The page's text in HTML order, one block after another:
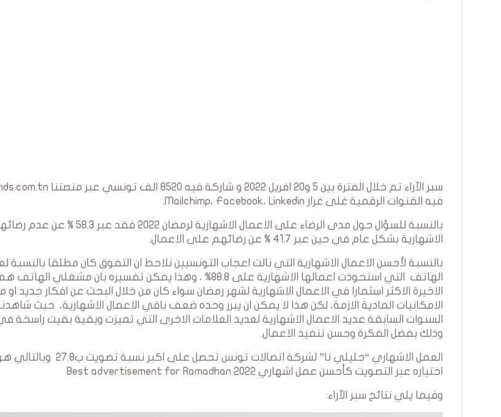
فيه القنوات الرقمية غلى غرار Mailchimp، Facebook، Linkedin.
بالنسبة للسؤال حول مدى الرضاء على الاعمال
الاشهارية بشكل عام في حين عبر 41.7 % عن رضائهم على الاعمال.
بالنسبة لأحسن الاعمال الاشهارية التي نالت اعجاب التونسيين نلاحظ ان التفوق كان مطلقا
الهاتف التي استحوذت اعمالها الاشهارية على 88.8% ، وهذا يمكن تفسيره بان
الاخيرة الاكثر اسثمارا في الاعمال الاشهارية لشهر رمضان سواء كان من خلال البحث عن افكار جديد
الامكانيات المادية الازمة، لكن هذا لا يمكن ان يبرر وحده ضعف باقي الاعمال الاشهارية، حيث
السنوات السابقة عديد الاعمال الاشهارية لعديد العلامات الاخرى التي تميزت وبقية بقيت راسخة
وذلك بفضل الفكرة وحسن تنفيذ الاعمال.
العمل الاشهاري “حليلي نا” لشركة
اختياره عبر التصويت كأحسن عمل اشهاري Best advertisement for Ramadhan 2022
وفيما يلي نتائج سبر الآراء: